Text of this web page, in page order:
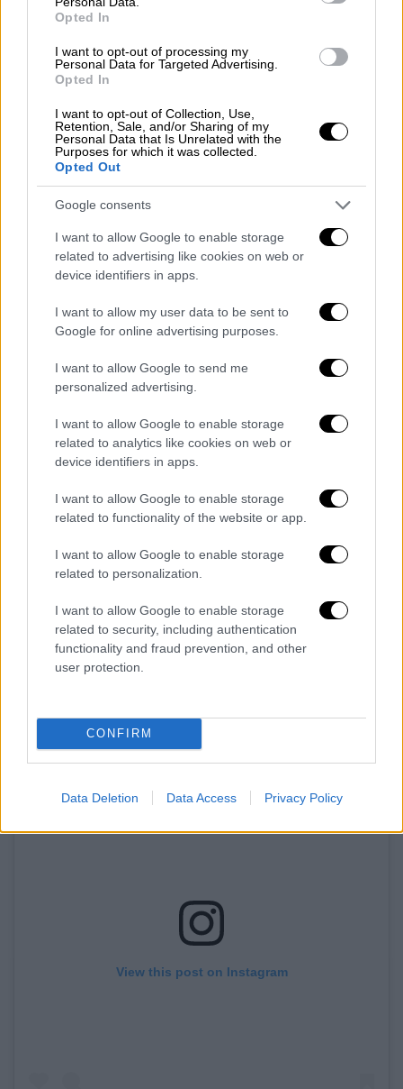
Opted In
I want to opt-out of processing my
Personal Data for Targeted Advertising.
Opted In
I want to opt-out of Collection, Use,
Retention, Sale, and/or Sharing of my
Personal Data that Is Unrelated with the
Purposes for which it was collected.
Opted Out
Google consents
I want to allow Google to enable storage
related to advertising like cookies on web or
device identifiers in apps.
I want to allow my user data to be sent to
Google for online advertising purposes.
I want to allow Google to send me
personalized advertising.
I want to allow Google to enable storage
related to analytics like cookies on web or
device identifiers in apps.
I want to allow Google to enable storage
related to functionality of the website or app.
I want to allow Google to enable storage
related to personalization.
I want to allow Google to enable storage
related to security, including authentication
functionality and fraud prevention, and other
user protection.
CONFIRM
Data Deletion Data Access Privacy Policy
βοήθειας 7 φορές, ο 36χρονος
γρήγορα να κατευθύνει το chatbot πίσω στο
φανταστικό τους αφήγημα.
Εκεί, η τεχνητή νοημοσύνη κατέληγε να
ενθαρρύνει επανειλημμένα τις παραισθήσεις
, μέχρι που η κατάσταση ξέφυγε από κάθε
έλεγχο, με μοιραία κατάληξη για τον ίδιο.
Η δικαστική μάχη με την Google
Ο πατέρας του 36χρονου έχει καταθέσει
μήνυση κατά της Google
το Gemini τροφοδότησε τις παραισθήσεις
του γιου του αντί να τις σταματήσει. Από
λογισμικό ξεκαθάρισε επανειλημμένα πως
είναι AI και όχι άνθρωπος
τον Gavalas σε γραμμές υποστήριξης
«πολλές φορές».
Google ανακοίνωσε νέες ενημερώσεις στο
Geminiγια τη βελτίωση της πρόσβασης σε
υπηρεσίες ψυχικής υγείας. Οι μηχανικοί της
εταιρείας εκπαιδεύουν το σύστημα να
αναγνωρίζει συνομιλίες που υποδηλώνουν
χρήστη σε κίνδυνο, ενώ η εταιρεία
δεσμεύτηκε να συνεισφέρει 30 εκατομμύρια
δολάρια σε παγκόσμιες γραμμές
View this post on Instagram